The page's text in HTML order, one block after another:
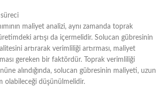
süreci
maliyet analizi, aynı zamanda toprak
artışı da içermelidir. Solucan gübresinin
artırarak verimliliği artırması, maliyet
gereken bir faktördür. Toprak verimliliği
alındığında, solucan gübresinin maliyeti, uzun
olabileceği düşünülmelidir.